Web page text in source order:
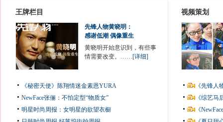
王牌栏目
先锋人物黄晓明：
感谢低潮 偶像重生
黄晓明开始意识到，有些事
情需要改变。……[详细]
《秘密天使》陈翔情迷金素恩YURA
NewFace张俪：不怕定型“物质女”
明星时尚周报：女明星的欲望衣橱
视频策划
《先锋
《综艺
《